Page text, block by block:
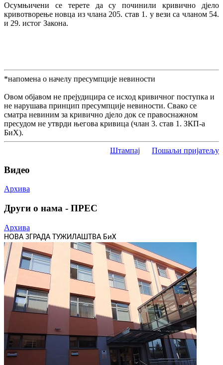
Осумњичени се терете да су починили кривично дјело
кривотворење новца из члана 205. став 1. у вези са чланом 54.
и 29. истог Закона.
*напомена о начелу пресумпције невиности
Овом објавом не прејудицира се исход кривичног поступка и
не нарушава принцип пресумпције невиности. Свако се
сматра невиним за кривично дјело док се правоснажном
пресудом не утврди његова кривица (члан 3. став 1. ЗКП-а
БиХ).
Штампај Пошаљи пријатељу
Видео
Архива
Други о нама - ПРЕС
Архива
НОВА ЗГРАДА ТУЖИЛАШТВА БиХ